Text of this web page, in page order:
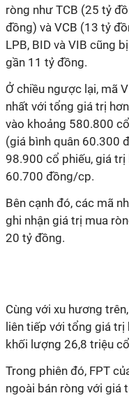
ròng như TCB (25 tỷ
đồng) và VCB (13 tỷ
LPB, BID và VIB cũng
gần 11 tỷ đồng.
Ở chiều ngược lại, mã
nhất với tổng giá trị
vào khoảng 580.800
(giá bình quân 60.300
98.900 cổ phiếu, giá
60.700 đồng/cp.
Bên cạnh đó, các mã
ghi nhận giá trị mua
20 tỷ đồng.
Cùng với xu hương
liên tiếp với tổng giá
khối lượng 26,8 triệu
Trong phiên đó, FPT
ngoài bán ròng với giá